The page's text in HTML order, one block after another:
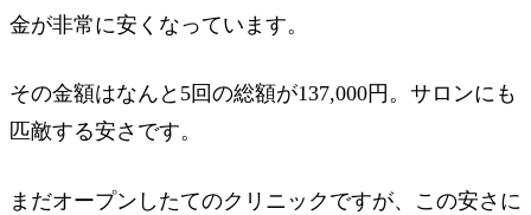
金が非常に安くなっています。
その金額はなんと5回の総額が137,000円。サロンにも
匹敵する安さです。
まだオープンしたてのクリニックですが、この安さに